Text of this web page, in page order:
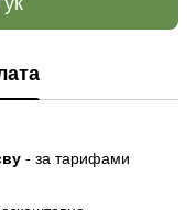
- за тарифами